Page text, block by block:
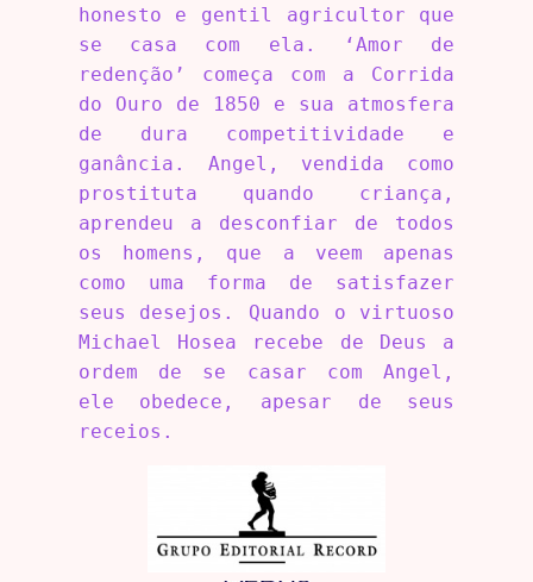
honesto e gentil agricultor que
se casa com ela. ‘Amor de
redenção’ começa com a Corrida
do Ouro de 1850 e sua atmosfera
de dura competitividade e
ganância. Angel, vendida como
prostituta quando criança,
aprendeu a desconfiar de todos
os homens, que a veem apenas
como uma forma de satisfazer
seus desejos. Quando o virtuoso
Michael Hosea recebe de Deus a
ordem de se casar com Angel,
ele obedece, apesar de seus
receios.